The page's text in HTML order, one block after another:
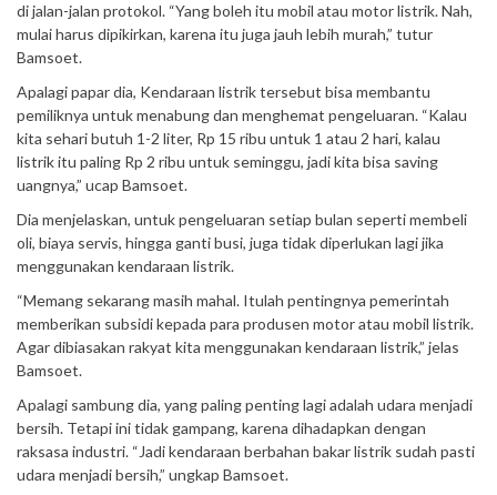
di jalan-jalan protokol. “Yang boleh itu mobil atau motor listrik. Nah,
mulai harus dipikirkan, karena itu juga jauh lebih murah,” tutur
Bamsoet.
Apalagi papar dia, Kendaraan listrik tersebut bisa membantu
pemiliknya untuk menabung dan menghemat pengeluaran. “Kalau
kita sehari butuh 1-2 liter, Rp 15 ribu untuk 1 atau 2 hari, kalau
listrik itu paling Rp 2 ribu untuk seminggu, jadi kita bisa saving
uangnya,” ucap Bamsoet.
Dia menjelaskan, untuk pengeluaran setiap bulan seperti membeli
oli, biaya servis, hingga ganti busi, juga tidak diperlukan lagi jika
menggunakan kendaraan listrik.
“Memang sekarang masih mahal. Itulah pentingnya pemerintah
memberikan subsidi ‎kepada para produsen motor atau mobil listrik.
Agar dibiasakan rakyat kita menggunakan kendaraan listrik,” jelas
Bamsoet.
Apalagi sambung dia, yang paling penting lagi adalah udara menjadi
bersih. Tetapi ini tidak gampang, karena dihadapkan dengan
raksasa industri. “Jadi kendaraan berbahan bakar listrik sudah pasti
udara menjadi bersih,” ungkap Bamsoet.